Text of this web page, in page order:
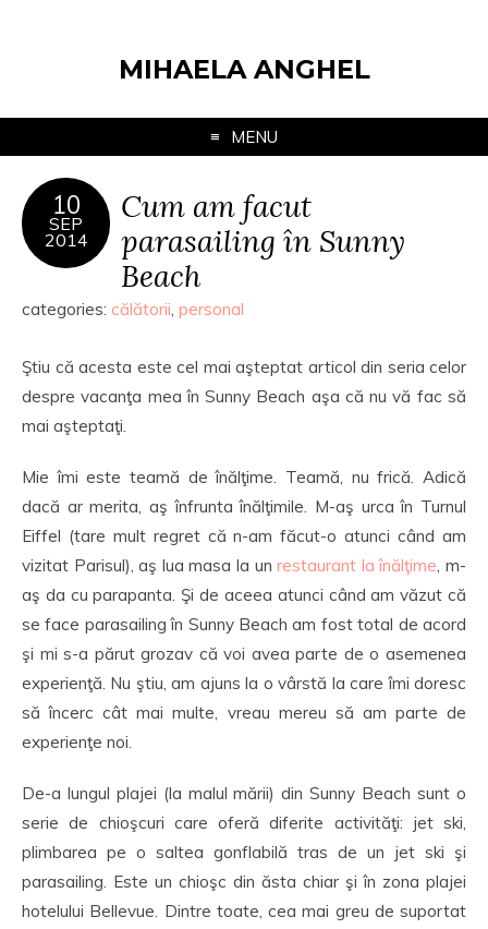
MIHAELA ANGHEL
MENU
10
SEP
2014
Cum am facut
parasailing în Sunny
Beach
categories: călătorii, personal
Ştiu că acesta este cel mai aşteptat articol din seria celor
despre vacanţa mea în Sunny Beach aşa că nu vă fac să
mai aşteptaţi.
Mie îmi este teamă de înălţime. Teamă, nu frică. Adică
dacă ar merita, aş înfrunta înălţimile. M-aş urca în Turnul
Eiffel (tare mult regret că n-am făcut-o atunci când am
vizitat Parisul), aş lua masa la unrestaurant la înălţime, m-
aş da cu parapanta. Şi de aceea atunci când am văzut că
se face parasailing în Sunny Beach am fost total de acord
şi mi s-a părut grozav că voi avea parte de o asemenea
experienţă. Nu ştiu, am ajuns la o vârstă la care îmi doresc
să încerc cât mai multe, vreau mereu să am parte de
experienţe noi.
De-a lungul plajei (la malul mării) din Sunny Beach sunt o
serie de chioşcuri care oferă diferite activităţi: jet ski,
plimbarea pe o saltea gonflabilă tras de un jet ski şi
parasailing. Este un chioşc din ăsta chiar şi în zona plajei
hotelului Bellevue. Dintre toate, cea mai greu de suportat